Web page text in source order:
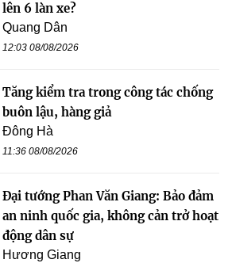
lên 6 làn xe?
Quang Dân
12:03 08/08/2026
Tăng kiểm tra trong công tác chống
buôn lậu, hàng giả
Đông Hà
11:36 08/08/2026
Đại tướng Phan Văn Giang: Bảo đảm
an ninh quốc gia, không cản trở hoạt
động dân sự
Hương Giang